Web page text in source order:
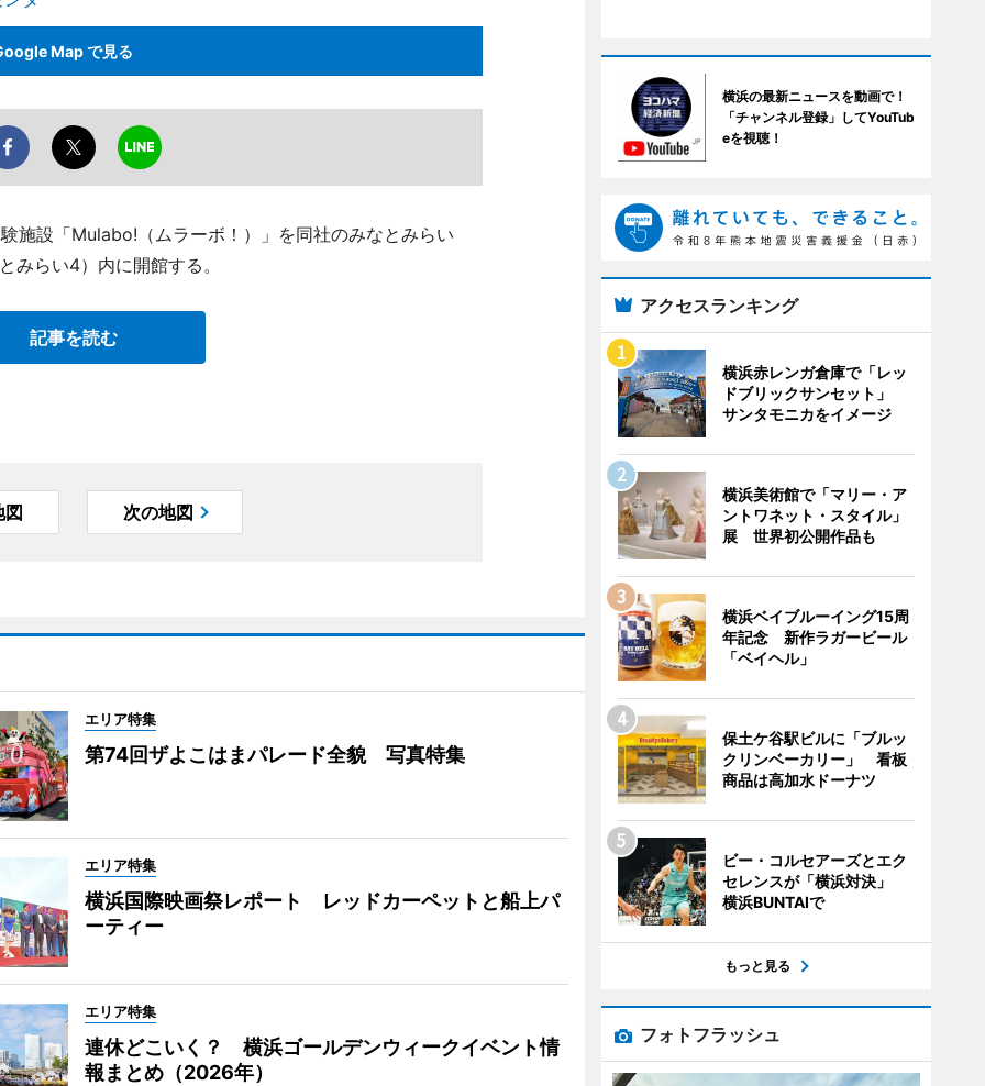
Map で見る
施設「Mulabo!（ムラーボ！）」を同社のみなとみらい
みらい4）内に開館する。
記事を読む
図 次の地図
エリア特集
第74回ザよこはまパレード全貌 写真特集
エリア特集
横浜国際映画祭レポート レッドカーペットと船上パ
ーティー
エリア特集
連休どこいく？ 横浜ゴールデンウィークイベント情
報まとめ（2026年）
横浜の最新ニュースを動画で！
「チャンネル登録」してYouTub
eを視聴！
アクセスランキング
横浜赤レンガ倉庫で「レッ
ドブリックサンセット」
サンタモニカをイメージ
横浜美術館で「マリー・ア
ントワネット・スタイル」
展 世界初公開作品も
横浜ベイブルーイング15周
年記念 新作ラガービール
「ベイヘル」
保土ケ谷駅ビルに「ブルッ
クリンベーカリー」 看板
商品は高加水ドーナツ
ビー・コルセアーズとエク
セレンスが「横浜対決」
横浜BUNTAIで
もっと見る
フォトフラッシュ